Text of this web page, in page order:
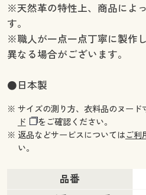
※天然革の特性上、商品によ
す。
※職人が一点一点丁寧に製作
異なる場合がございます。
●日本製
※ サイズの測り方、衣料品のヌード
ド
をご確認ください。
※ 返品などサービスについてはご利
い。
品番